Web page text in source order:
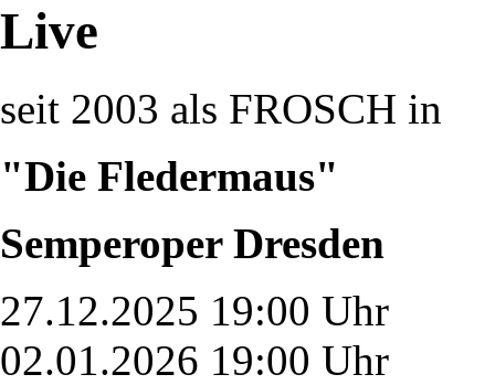
Live
seit 2003 als FROSCH in
"Die Fledermaus"
Semperoper Dresden
27.12.2025 19:00 Uhr
02.01.2026 19:00 Uhr